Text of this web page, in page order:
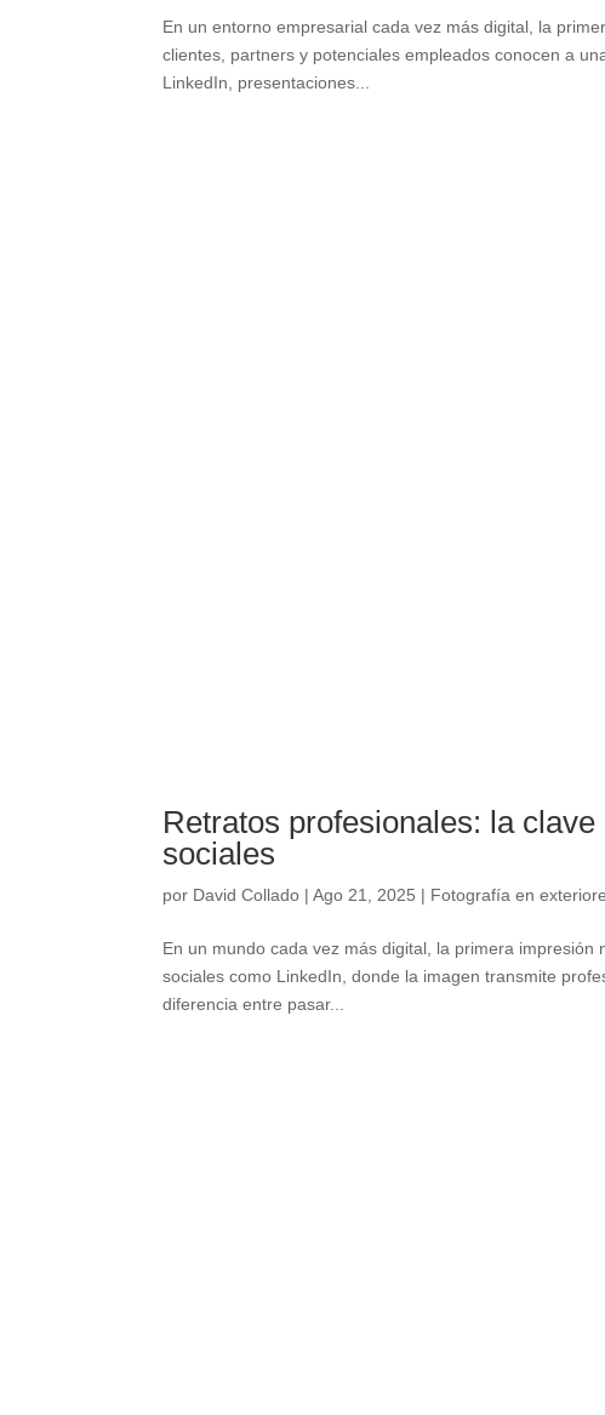
En un entorno empresarial cada vez más digital, la
clientes, partners y potenciales empleados conocen a
LinkedIn, presentaciones...
Retratos profesionales: la
sociales
por David Collado |Ago 21, 2025 | Fotografía en
En un mundo cada vez más digital, la primera
sociales como LinkedIn, donde la imagen transmite
diferencia entre pasar...